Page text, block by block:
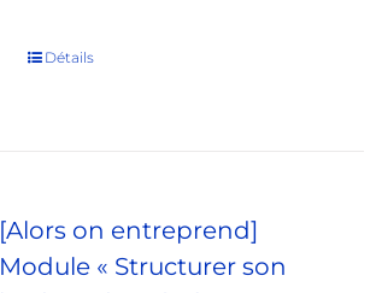
Détails
[Alors on entreprend]
Module « Structurer son